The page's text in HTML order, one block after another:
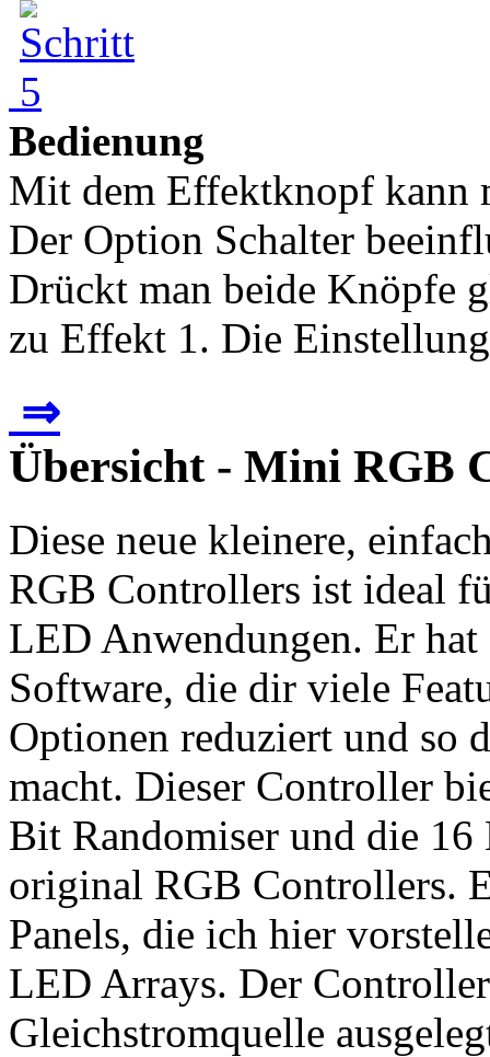
Bedienung
Mit dem Effektknopf kann
Der Option Schalter
Drückt man beide Knöpfe
zu Effekt 1. Die
⇒
Übersicht - Mini RGB
Diese neue kleinere,
RGB Controllers ist ideal
LED Anwendungen. Er hat
Software, die dir viele
Optionen reduziert und so
macht. Dieser Controller
Bit Randomiser und die
original RGB Controllers.
Panels, die ich hier
LED Arrays. Der
Gleichstromquelle